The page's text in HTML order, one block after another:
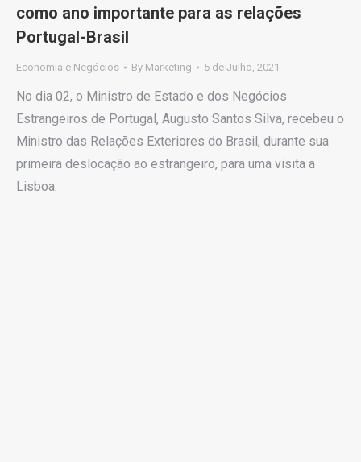
como ano importante para as relações
Portugal-Brasil
Economia e Negócios By Marketing 5 de Julho, 2021
No dia 02, o Ministro de Estado e dos Negócios
Estrangeiros de Portugal, Augusto Santos Silva, recebeu o
Ministro das Relações Exteriores do Brasil, durante sua
primeira deslocação ao estrangeiro, para uma visita a
Lisboa.